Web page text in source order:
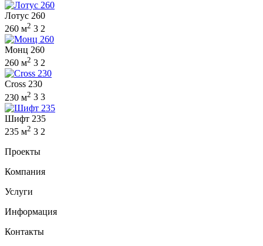
Лотус 260
260 м2 3 2
Монц 260
260 м2 3 2
Cross 230
230 м2 3 3
Шифт 235
235 м2 3 2
Проекты
Компания
Услуги
Информация
Контакты